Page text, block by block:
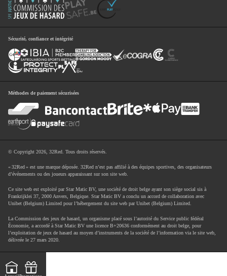
Sécurité, confiance et intégrité
Méthodes de paiement sécurisées
© Copyright 2026, 32Red. Tous droits réservés.
« 32Red » est une marque déposée. 32Red n’est pas affilié à des équipes sportives, des organisateurs
d’événements ou des joueurs apparaissant sur son site web.
Ce site web est exploité par Star Matic BV, une société de droit belge ayant son siège social sis à
Frankrijklei 37, 2000 Anvers, Belgique. Star Matic BV a conclu un accord de collaboration avec
Unibet (Belgium) Limited pour l’hébergement du site web par Unibet (Belgium) Limited.
La Commission des jeux de hasard, un organisme placé sous l’autorité du Service public fédéral
Économie, a accordé à Star Matic BV une licence B+20636 conformément au droit belge, pour
l’exploitation de jeux de hasard au moyen d’instruments de la société de l’information via le site web,
délivrée le 27 mars 2020.